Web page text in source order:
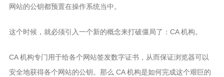
网站的公钥都预置在操作系统当中。
这个时候，就必须引入一个新的概念来打破僵局了：CA 机构。
CA 机构专门用于给各个网站签发数字证书，从而保证浏览器可以
安全地获得各个网站的公钥。那么 CA 机构是如何完成这个艰巨的